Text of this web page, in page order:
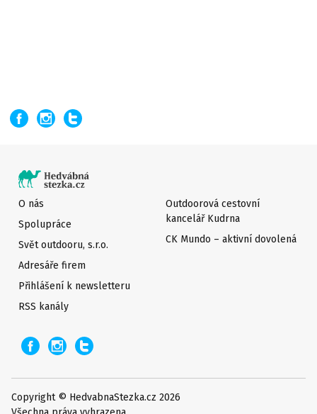
O nás
Spolupráce
Svět outdooru, s.r.o.
Adresáře firem
Přihlášení k newsletteru
Outdoorová cestovní
kancelář Kudrna
CK Mundo – aktivní dovolená
RSS kanály
Copyright © HedvabnaStezka.cz 2026